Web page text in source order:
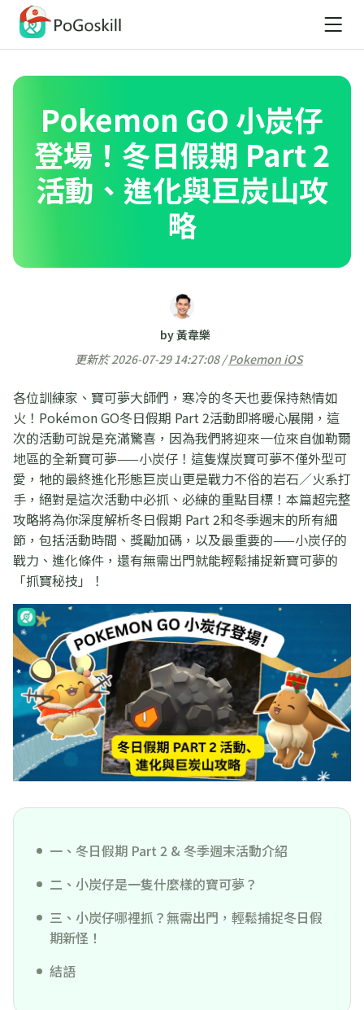
Pokemon GO 小炭仔
登場！冬日假期 Part 2
活動、進化與巨炭山攻
略
by 黃韋樂
更新於 2026-07-29 14:27:08 /Pokemon iOS
各位訓練家、寶可夢大師們，寒冷的冬天也要保持熱情如
火！Pokémon GO冬日假期 Part 2活動即將暖心展開，這
次的活動可說是充滿驚喜，因為我們將迎來一位來自伽勒爾
地區的全新寶可夢——小炭仔！這隻煤炭寶可夢不僅外型可
愛，牠的最終進化形態巨炭山更是戰力不俗的岩石／火系打
手，絕對是這次活動中必抓、必練的重點目標！本篇超完整
攻略將為你深度解析冬日假期 Part 2和冬季週末的所有細
節，包括活動時間、獎勵加碼，以及最重要的——小炭仔的
戰力、進化條件，還有無需出門就能輕鬆捕捉新寶可夢的
「抓寶秘技」！
一、冬日假期 Part 2 & 冬季週末活動介紹
二、小炭仔是一隻什麼樣的寶可夢？
三、小炭仔哪裡抓？無需出門，輕鬆捕捉冬日假
期新怪！
結語